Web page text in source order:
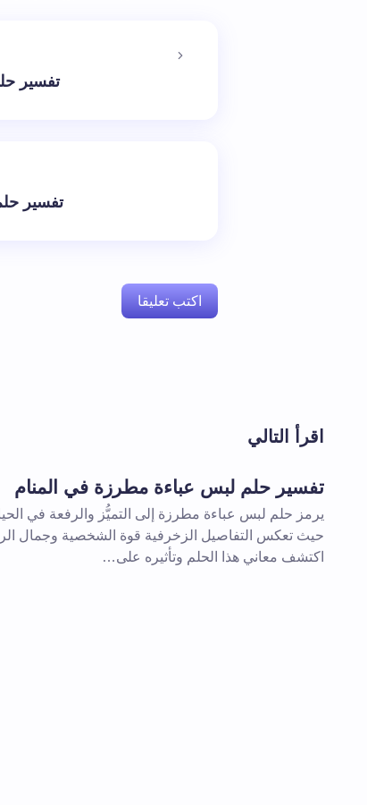
تفسير
تفسير
اكتب تعليقا
تعليقك *
اقرأ التالي
تفسير حلم لبس عباءة مطرزة في المنام
يرمز حلم لبس عباءة مطرزة إلى التميُّز والرفعة في
حيث تعكس التفاصيل الزخرفية قوة الشخصية وجمال
اكتشف معاني هذا الحلم وتأثيره على…